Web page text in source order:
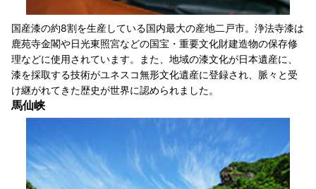
国産漆の約8割を生産している国内最大の産地二戸市。浄法寺漆は
鹿苑寺金閣や日光東照宮などの国宝・重要文化財建造物の保存修
理などに使用されています。また、地域の漆文化が日本遺産に、
漆を採取する技術がユネスコ無形文化遺産に登録され、脈々と受
け継がれてきた歴史が世界に認められました。
馬仙峡